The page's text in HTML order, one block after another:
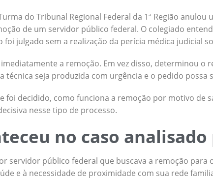
do Tribunal Regional Federal da 1ª Região anulou
de um servidor público federal. O colegiado
foi julgado sem a realização da perícia médica judicial
a remoção. Em vez disso, determinou o
técnica seja produzida com urgência e o pedido possa
foi decidido, como funciona a remoção por motivo de
nesse tipo de processo.
no caso analisado
servidor público federal que buscava a remoção para
e à necessidade de proximidade com sua rede